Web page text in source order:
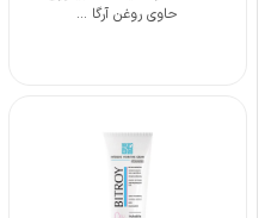
حاوی روغن آرگا ...